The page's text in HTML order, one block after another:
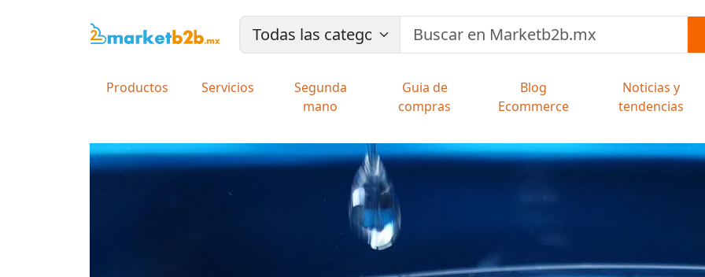
Productos Servicios
Segunda
mano
Guia de
compras
Blog
Ecommerce
Noticias y
tendencias